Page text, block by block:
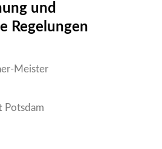
und
Regelungen
Meister
Potsdam